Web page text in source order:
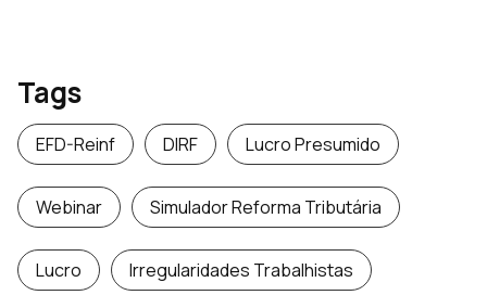
Tags
EFD-Reinf DIRF Lucro Presumido
Webinar Simulador Reforma Tributária
Lucro Irregularidades Trabalhistas